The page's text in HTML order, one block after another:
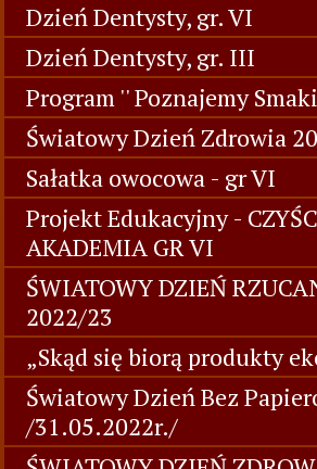
Dzień Dentysty, gr. VI
Dzień Dentysty, gr. III
Program '' Poznajemy
Światowy Dzień Zdrowia
Sałatka owocowa - gr VI
Projekt Edukacyjny -
AKADEMIA GR VI
ŚWIATOWY DZIEŃ
2022/23
„Skąd się biorą produkty
Światowy Dzień Bez
/31.05.2022r./